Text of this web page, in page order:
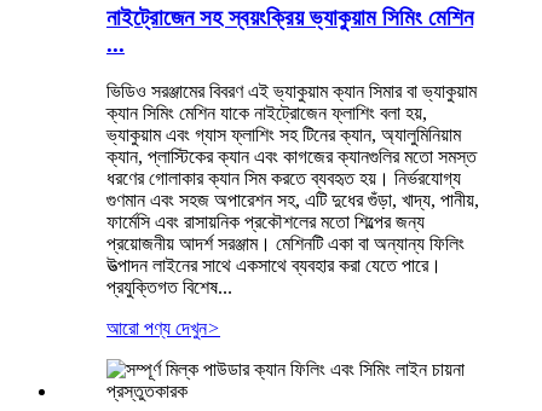
নাইট্রোজেন সহ স্বয়ংক্রিয় ভ্যাকুয়াম সিমিং মেশিন
...
ভিডিও সরঞ্জামের বিবরণ এই ভ্যাকুয়াম ক্যান সিমার বা ভ্যাকুয়াম
ক্যান সিমিং মেশিন যাকে নাইট্রোজেন ফ্লাশিং বলা হয়,
ভ্যাকুয়াম এবং গ্যাস ফ্লাশিং সহ টিনের ক্যান, অ্যালুমিনিয়াম
ক্যান, প্লাস্টিকের ক্যান এবং কাগজের ক্যানগুলির মতো সমস্ত
ধরণের গোলাকার ক্যান সিম করতে ব্যবহৃত হয়। নির্ভরযোগ্য
গুণমান এবং সহজ অপারেশন সহ, এটি দুধের গুঁড়া, খাদ্য, পানীয়,
ফার্মেসি এবং রাসায়নিক প্রকৌশলের মতো শিল্পের জন্য
প্রয়োজনীয় আদর্শ সরঞ্জাম। মেশিনটি একা বা অন্যান্য ফিলিং
উত্পাদন লাইনের সাথে একসাথে ব্যবহার করা যেতে পারে।
প্রযুক্তিগত বিশেষ...
আরো পণ্য দেখুন>